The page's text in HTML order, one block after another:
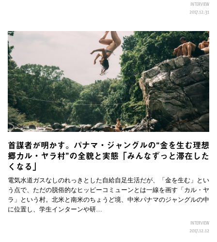
INTERVIEW
2017.12.31
首謀者が明かす。パナマ・ジャングルの“金を生む理想
郷カル・ヤラ村”の全貌と実態「みんなずっと滞在した
くなる」
電気水道ガスなしのれっきとした自給自足生活だが、「金を生む」とい
う点で、ただの脱俗的なヒッピーコミューンとは一線を画す「カル・ヤ
ラ」という村。北米と南米のちょうど境、中米パナマのジャングルの中
に位置し、学生インターンや研…
INTERVIEW
2017.12.12